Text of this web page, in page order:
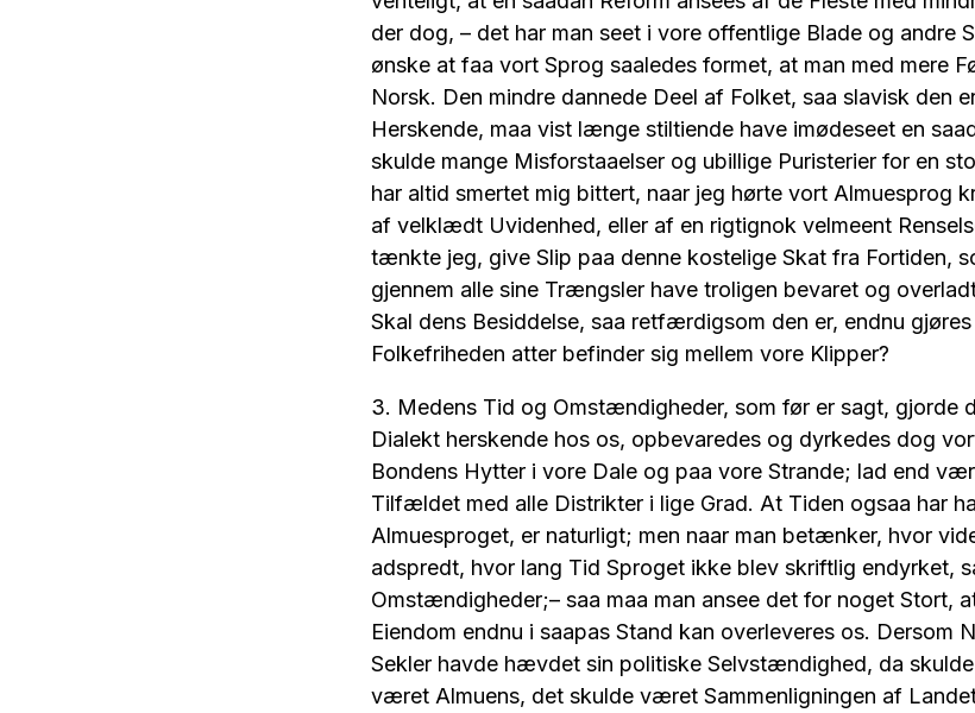
der dog, – det har man seet i vore offentlige Blade og andre
ønske at faa vort Sprog saaledes formet, at man med mere
Norsk. Den mindre dannede Deel af Folket, saa slavisk den
Herskende, maa vist længe stiltiende have imødeseet en
skulde mange Misforstaaelser og ubillige Puristerier for en
har altid smertet mig bittert, naar jeg hørte vort Almuesprog
af velklædt Uvidenhed, eller af en rigtignok velmeent
tænkte jeg, give Slip paa denne kostelige Skat fra Fortiden,
gjennem alle sine Trængsler have troligen bevaret og
Skal dens Besiddelse, saa retfærdigsom den er, endnu
Folkefriheden atter befinder sig mellem vore Klipper?
3. Medens Tid og Omstændigheder, som før er sagt, gjorde
Dialekt herskende hos os, opbevaredes og dyrkedes dog
Bondens Hytter i vore Dale og paa vore Strande; lad end
Tilfældet med alle Distrikter i lige Grad. At Tiden ogsaa har
Almuesproget, er naturligt; men naar man betænker, hvor
adspredt, hvor lang Tid Sproget ikke blev skriftlig endyrket,
Omstændigheder;– saa maa man ansee det for noget Stort,
Eiendom endnu i saapas Stand kan overleveres os. Dersom
Sekler havde hævdet sin politiske Selvstændighed, da
været Almuens, det skulde været Sammenligningen af